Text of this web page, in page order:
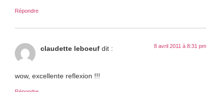
Répondre
claudette leboeuf dit : 8 avril 2011 à 8:31 pm
wow, excellente reflexion !!!